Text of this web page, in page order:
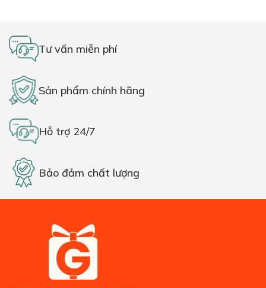
Tư vấn miễn phí
Sản phẩm chính hãng
Hỗ trợ 24/7
Bảo đảm chất lượng